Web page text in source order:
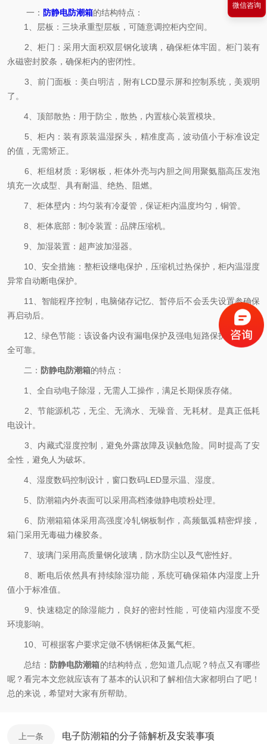
一： 防静电防潮箱的结构特点：
1、层板：三块承重型层板，可随意调控柜内空间。
2、柜门：采用大面积双层钢化玻璃，确保柜体牢固。柜门装有
永磁密封胶条，确保柜内的密闭性。
3、前门面板：美白明洁，附有LCD显示屏和控制系统，美观明
了。
4、顶部散热：用于防尘，散热，内置核心装置模块。
5、柜内：装有原装温湿探头，精准度高，波动值小于标准设定
的值，无需矫正。
6、柜组材质：彩钢板，柜体外壳与内胆之间用聚氨脂高压发泡
填充一次成型、具有耐温、绝热、阻燃。
7、柜体壁内：均匀装有冷凝管，保证柜内温度均匀，铜管。
8、柜体底部：制冷装置：品牌压缩机。
9、加湿装置：超声波加湿器。
10、安全措施：整柜设继电保护，压缩机过热保护，柜内温湿度
异常自动断电保护。
11、智能程序控制，电脑储存记忆、暂停后不会丢失设置参确保
再启动后。
12、绿色节能：该设备内设有漏电保护及强电短路保护，使用安
全可靠。
二： 防静电防潮箱的特点：
1、全自动电子除湿，无需人工操作，满足长期保质存储。
2、节能源机芯，无尘、无滴水、无噪音、无耗材。是真正低耗
电设计。
3、内藏式湿度控制，避免外露故障及误触危险。同时提高了安
全性，避免人为破坏。
4、湿度数码控制设计，窗口数码LED显示温、湿度。
5、防潮箱内外表面可以采用高档漆做静电喷粉处理。
6、防潮箱箱体采用高强度冷轧钢板制作，高频氩弧精密焊接，
箱门采用无毒磁力橡胶条。
7、玻璃门采用高质量钢化玻璃，防水防尘以及气密性好。
8、断电后依然具有持续除湿功能，系统可确保箱体内湿度上升
值小于标准值。
9、快速稳定的除湿能力，良好的密封性能，可使箱内湿度不受
环境影响。
10、可根据客户要求定做不锈钢柜体及氮气柜。
总结： 防静电防潮箱的结构特点，您知道几点呢？特点又有哪些
呢？看完本文您就应该有了基本的认识和了解相信大家都明白了吧！
总的来说，希望对大家有所帮助。
上一条 电子防潮箱的分子筛解析及安装事项
微信咨询